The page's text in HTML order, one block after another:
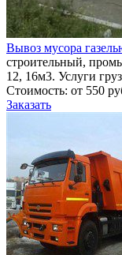
Вывоз мусора
строительный,
12, 16м3. Услуги
Стоимость: от 550
Заказать